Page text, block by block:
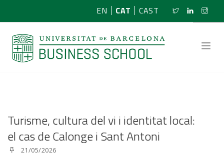
EN CAT CAST
RECERCA
PROGRAMES
Turisme, cultura del vi i identitat local:
el cas de Calonge i Sant Antoni
21/05/2026